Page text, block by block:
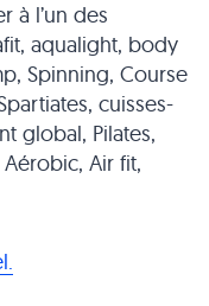
à l’un des
aqualight, body
Spinning, Course
cuisses-
global, Pilates,
Air fit,